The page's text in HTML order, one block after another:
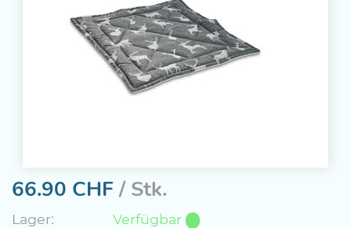
66.90 CHF/ Stk.
Lager: Verfügbar